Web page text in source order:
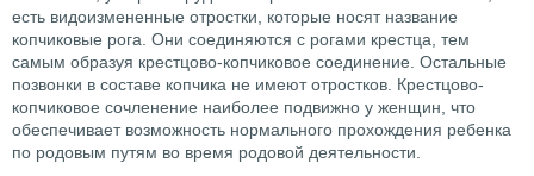
есть видоизмененные отростки, которые носят название
копчиковые рога. Они соединяются с рогами крестца, тем
самым образуя крестцово-копчиковое соединение. Остальные
позвонки в составе копчика не имеют отростков. Крестцово-
копчиковое сочленение наиболее подвижно у женщин, что
обеспечивает возможность нормального прохождения ребенка
по родовым путям во время родовой деятельности.